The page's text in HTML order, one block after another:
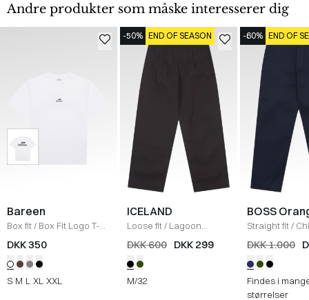
Andre produkter som måske interesserer dig
Bareen
Box fit/ Box Fit Logo T-
shirt /WHITE
DKK 350
S M L XL XXL
-50% END OF SEASON
ICELAND
Loose fit/ Lagoon
Bukser / BLACK
DKK 600 DKK 299
M/32
-60% END OF
BOSS
Straight fit/
Straight /NAVY
DKK 1.000
Findes i
størrelser